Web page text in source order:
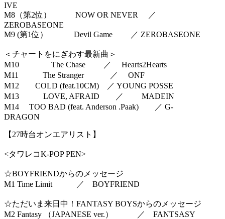
IVE
M8（第2位） NOW OR NEVER ／
ZEROBASEONE
M9 (第1位） Devil Game ／ ZEROBASEONE
＜チャートをにぎわす最新曲＞
M10 The Chase ／ Hearts2Hearts
M11 The Stranger ／ ONF
M12 COLD (feat.10CM) ／ YOUNG POSSE
M13 LOVE, AFRAID ／ MADEIN
M14 TOO BAD (feat. Anderson .Paak) ／ G-
DRAGON
【27時台オンエアリスト】
<タワレコK-POP PEN>
☆BOYFRIENDからのメッセージ
M1 Time Limit ／ BOYFRIEND
☆ただいま来日中！FANTASY BOYSからのメッセージ
M2 Fantasy （JAPANESE ver.） ／ FANTSASY